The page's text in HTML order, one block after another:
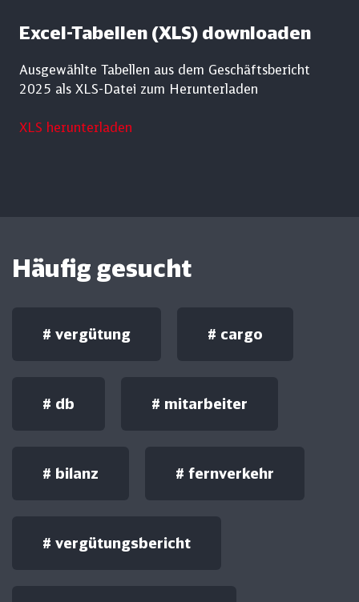
Excel-Tabellen (XLS) downloaden
Ausgewählte Tabellen aus dem Geschäftsbericht
2025 als XLS-Datei zum Herunterladen
XLS herunterladen
Häufig gesucht
# vergütung # cargo
# db # mitarbeiter
# bilanz # fernverkehr
# vergütungsbericht